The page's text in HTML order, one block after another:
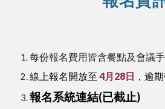
每份報名費用皆含餐點及會議手
線上報名開放至4月28日 ，逾
報名系統連結(已截止)